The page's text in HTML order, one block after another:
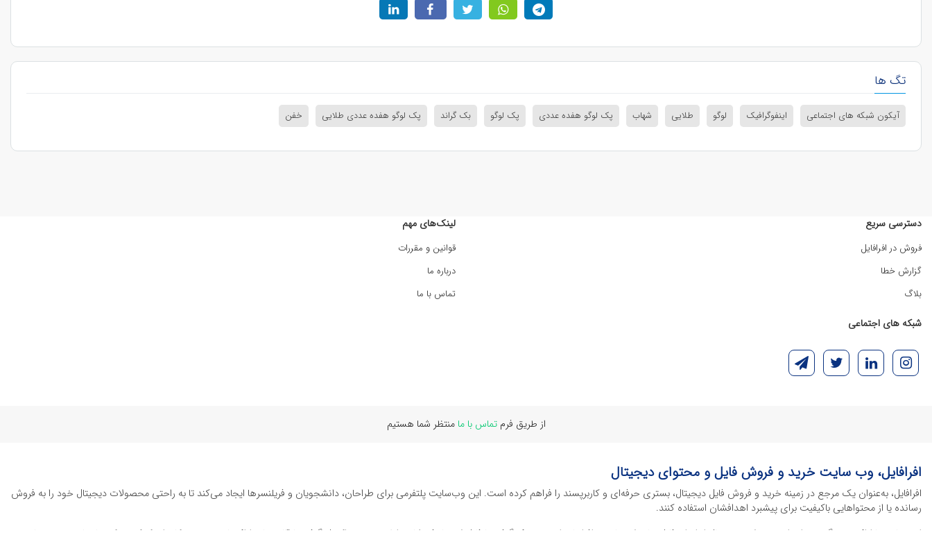
تگ ها
آیکون شبکه های اجتماعی اینفوگرافیک لوگو طلایی شهاب پک لوگو هفده عددی پک لوگو بک گراند پک لوگو هفده عددی طلایی خفن
دسترسی سریع
فروش در افرافایل
گزارش خطا
بلاگ
لینک‌های مهم
قوانین و مقررات
درباره ما
تماس با ما
شبکه های اجتماعی
از طریق فرمتماس با ما منتظر شما هستیم
افرافایل، وب سایت خرید و فروش فایل و محتوای دیجیتال
افرافایل، به‌عنوان یک مرجع در زمینه خرید و فروش فایل دیجیتال، بستری حرفه‌ای و کاربرپسند را فراهم کرده است. این وب‌سایت‌ پلتفرمی برای طراحان، دانشجویان و فریلنسرها ایجاد می‌کند تا به راحتی محصولات دیجیتال خود را به فروش
رسانده یا از محتواهایی باکیفیت برای پیشبرد اهدافشان استفاده کنند.